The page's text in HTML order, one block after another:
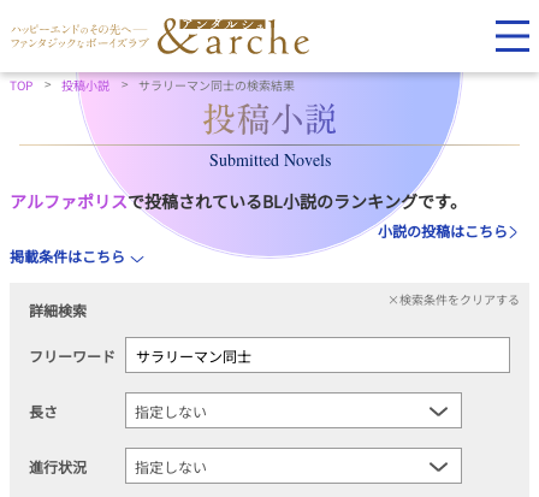
TOP 投稿小説 サラリーマン同士の検索結果
Submitted Novels
アルファポリスで投稿されているBL小説のランキングです。
小説の投稿はこちら
掲載条件はこちら
詳細検索
×検索条件をクリアする
フリーワード
長さ
進行状況